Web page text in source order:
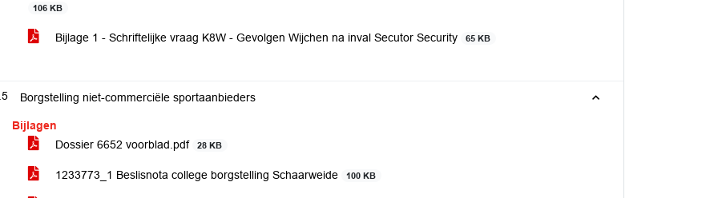
106 KB
Bijlage 1 - Schriftelijke vraag K8W - Gevolgen Wijchen na inval Secutor Security 65 KB
Borgstelling niet-commerciële sportaanbieders
Bijlagen
Dossier 6652 voorblad.pdf
28 KB
1233773_1 Beslisnota college borgstelling Schaarweide 100 KB